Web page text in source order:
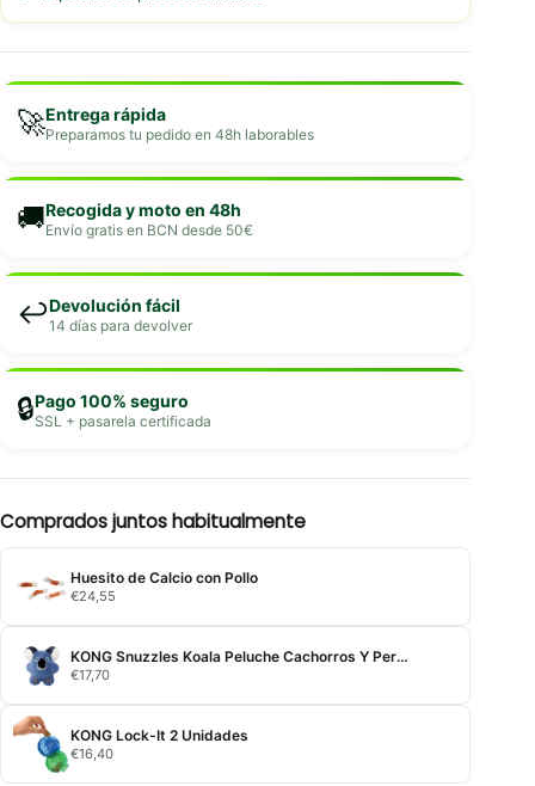
🚀Entrega rápida
Preparamos tu pedido en 48h laborables
🚚Recogida y moto en 48h
Envío gratis en BCN desde 50€
↩️Devolución fácil
14 días para devolver
🔒Pago 100% seguro
SSL + pasarela certificada
Comprados juntos habitualmente
Huesito de Calcio con Pollo
€24,55
KONG Snuzzles Koala Peluche Cachorros Y Perros Pequeños
€17,70
KONG Lock-It 2 Unidades
€16,40